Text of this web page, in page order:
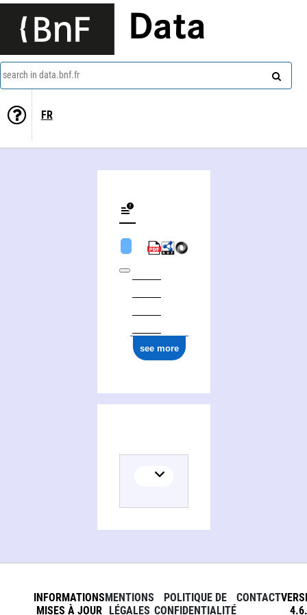
Data
search in data.bnf.fr
FR
see more
INFORMATIONS
MISES À JOUR
MENTIONS
LÉGALES
POLITIQUE DE
CONFIDENTIALITÉ
CONTACT